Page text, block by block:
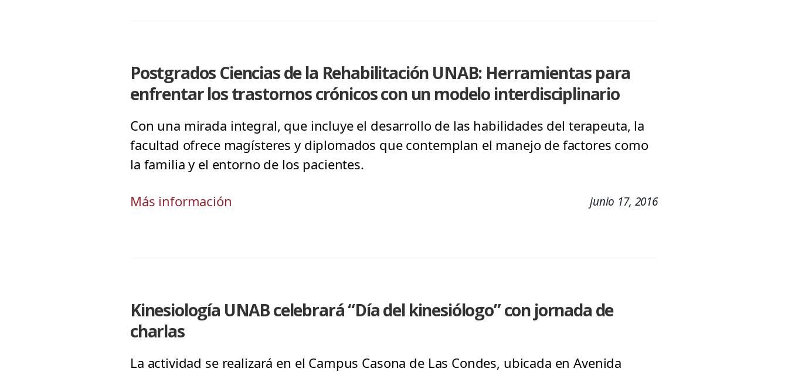
Postgrados Ciencias de la Rehabilitación UNAB: Herramientas para
enfrentar los trastornos crónicos con un modelo interdisciplinario
Con una mirada integral, que incluye el desarrollo de las habilidades del terapeuta, la
facultad ofrece magísteres y diplomados que contemplan el manejo de factores como
la familia y el entorno de los pacientes.
Más información junio 17, 2016
Kinesiología UNAB celebrará “Día del kinesiólogo” con jornada de
charlas
La actividad se realizará en el Campus Casona de Las Condes, ubicada en Avenida